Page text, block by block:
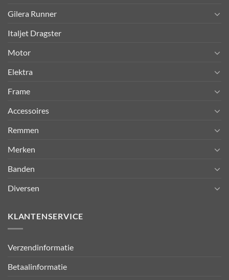
Gilera Runner
Italjet Dragster
Motor
Elektra
Frame
Accessoires
Remmen
Merken
Banden
Diversen
KLANTENSERVICE
Verzendinformatie
Betaalinformatie